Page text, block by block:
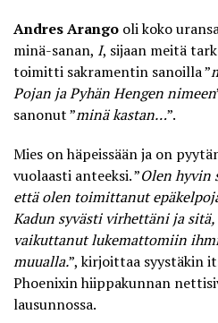
Andres Arango oli koko
minä-sanan, I, sijaan meitä
toimitti sakramentin sanoilla ”
Pojan ja Pyhän Hengen nimeen
sanonut ”minä kastan…”.
Mies on häpeissään ja on
vuolaasti anteeksi. ”Olen hyvin
että olen toimittanut
Kadun syvästi virhettäni ja
vaikuttanut lukemattomiin
muualla.”, kirjoittaa syystäkin
Phoenixin hiippakunnan
lausunnossa.